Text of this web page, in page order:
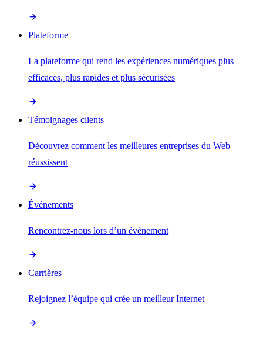
Plateforme
La plateforme qui rend les expériences numériques plus
efficaces, plus rapides et plus sécurisées
Témoignages clients
Découvrez comment les meilleures entreprises du Web
réussissent
Événements
Rencontrez-nous lors d’un événement
Carrières
Rejoignez l’équipe qui crée un meilleur Internet